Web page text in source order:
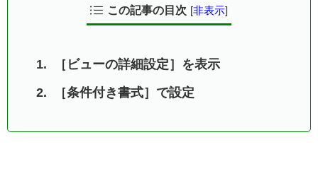
この記事の目次 [非表示]
［ビューの詳細設定］を表示
［条件付き書式］で設定